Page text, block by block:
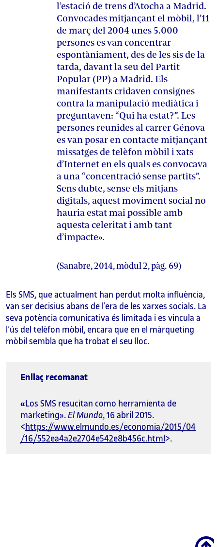
l’estació de trens d’Atocha a Madrid.
Convocades mitjançant el mòbil, l’11
de març del 2004 unes 5.000
persones es van concentrar
espontàniament, des de les sis de la
tarda, davant la seu del Partit
Popular (PP) a Madrid. Els
manifestants cridaven consignes
contra la manipulació mediàtica i
preguntaven: “Qui ha estat?”. Les
persones reunides al carrer Génova
es van posar en contacte mitjançant
missatges de telèfon mòbil i xats
d’Internet en els quals es convocava
a una “concentració sense partits”.
Sens dubte, sense els mitjans
digitals, aquest moviment social no
hauria estat mai possible amb
aquesta celeritat i amb tant
d’impacte».
(Sanabre, 2014, mòdul 2, pàg. 69)
Els SMS, que actualment han perdut molta influència,
van ser decisius abans de l’era de les xarxes socials. La
seva potència comunicativa és limitada i es vincula a
l’ús del telèfon mòbil, encara que en el màrqueting
mòbil sembla que ha trobat el seu lloc.
Enllaç recomanat
« Los SMS resucitan como herramienta de
marketing». El Mundo, 16 abril 2015.
< https://www.elmundo.es/economia/2015/04
/16/552ea4a2e2704e542e8b456c.html >.
Scroll